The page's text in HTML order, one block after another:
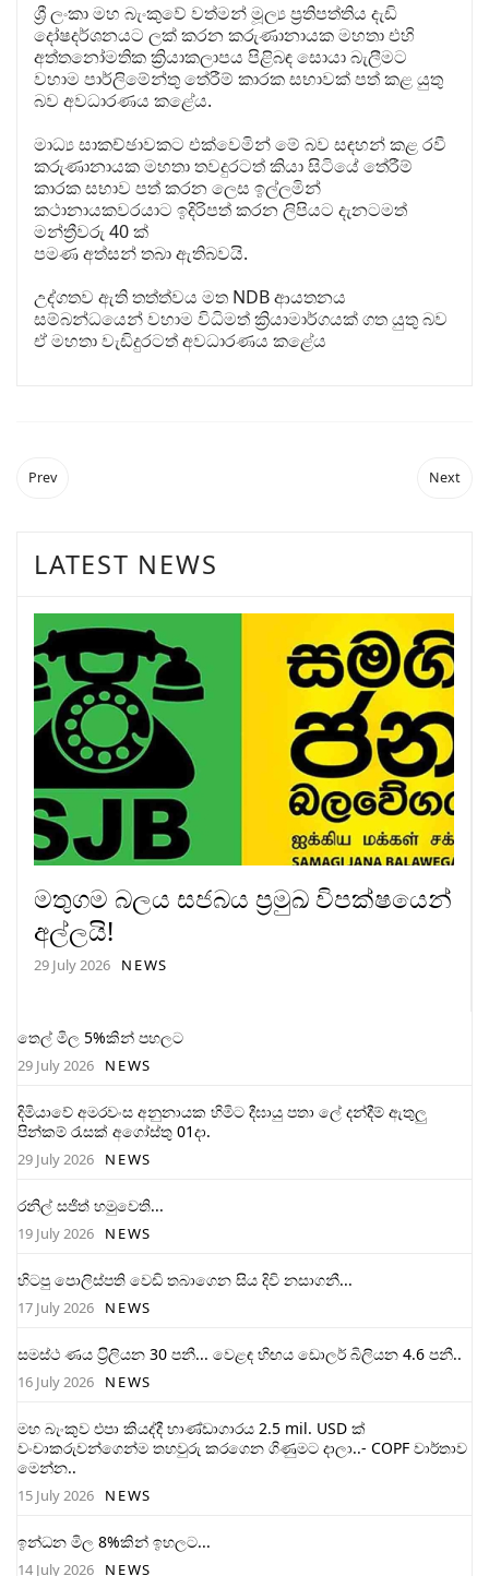
ශ්‍රී ලංකා මහ බැංකුවේ වත්මන් මූල්‍ය ප්‍රතිපත්තිය දැඩි
දෝෂදර්ශනයට ලක් කරන කරුණානායක මහතා එහි
අත්තනෝමතික ක්‍රියාකලාපය පිළිබඳ සොයා බැලීමට
වහාම පාර්ලිමේන්තු තේරීම් කාරක සභාවක් පත් කළ යුතු
බව අවධාරණය කළේය.
මාධ්‍ය සාකච්ඡාවකට එක්වෙමින් මේ බව සඳහන් කළ රවී
කරුණානායක මහතා තවදුරටත් කියා සිටියේ තේරීම්
කාරක සභාව පත් කරන ලෙස ඉල්ලමින්
කථානායකවරයාට ඉදිරිපත් කරන ලිපියට දැනටමත්
මන්ත්‍රීවරු 40 ක්
පමණ අත්සන් තබා ඇතිබවයි.
උද්ගතව ඇති තත්ත්වය මත NDB ආයතනය
සම්බන්ධයෙන් වහාම විධිමත් ක්‍රියාමාර්ගයක් ගත යුතු බව
ඒ මහතා වැඩිදුරටත් අවධාරණය කළේය
Prev Next
LATEST NEWS
මතුගම බලය සජබය ප්‍රමුඛ විපක්ෂයෙන්
අල්ලයි!
29 July 2026 NEWS
තෙල් මිල 5%කින් පහලට
29 July 2026 NEWS
දිමියාවේ අමරවංස අනුනායක හිමිට දීඝායු පතා ලේ දන්දීම් ඇතුලු
පින්කම් රැසක් අගෝස්තු 01දා.
29 July 2026 NEWS
රනිල් සජිත් හමුවෙති...
19 July 2026 NEWS
හිටපු පොලිස්පති වෙඩි තබාගෙන සිය දිවි නසාගනී...
17 July 2026 NEWS
සමස්ථ ණය ට‍්‍රිලියන 30 පනී... වෙළඳ හිඟය ඩොලර් බිලියන 4.6 පනී..
16 July 2026 NEWS
මහ බැංකුව එපා කියද්දී භාණ්ඩාගාරය 2.5 mil. USD ක්
වංචාකරුවන්ගෙන්ම තහවුරු කරගෙන ගිණුමට දාලා..- COPF වාර්තාව
මෙන්න..
15 July 2026 NEWS
ඉන්ධන මිල 8%කින් ඉහලට...
14 July 2026 NEWS